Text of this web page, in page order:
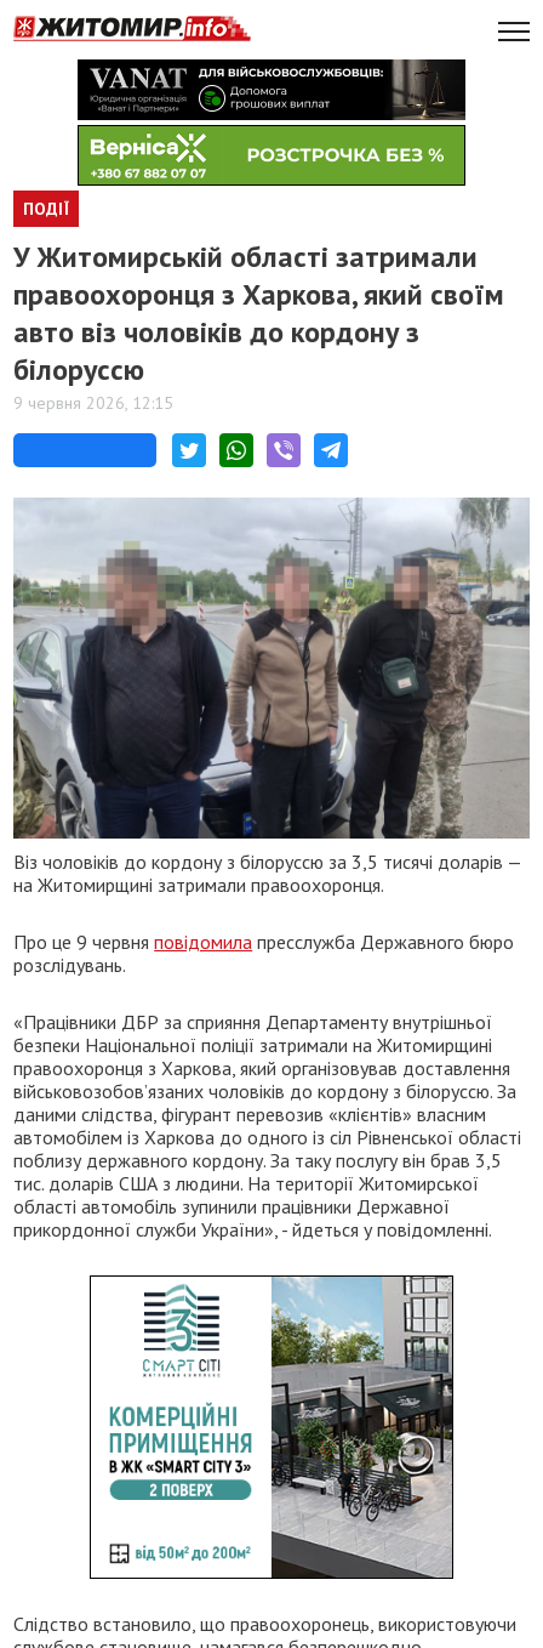
ПОДІЇ
У Житомирській області затримали
правоохоронця з Харкова, який своїм
авто віз чоловіків до кордону з
білоруссю
9 червня 2026, 12:15
Віз чоловіків до кордону з білоруссю за 3,5 тисячі доларів —
на Житомирщині затримали правоохоронця.
Про це 9 червняповідомила пресслужба Державного бюро
розслідувань.
«Працівники ДБР за сприяння Департаменту внутрішньої
безпеки Національної поліції затримали на Житомирщині
правоохоронця з Харкова, який організовував доставлення
військовозобов’язаних чоловіків до кордону з білоруссю. За
даними слідства, фігурант перевозив «клієнтів» власним
автомобілем із Харкова до одного із сіл Рівненської області
поблизу державного кордону. За таку послугу він брав 3,5
тис. доларів США з людини. На території Житомирської
області автомобіль зупинили працівники Державної
прикордонної служби України», - йдеться у повідомленні.
Слідство встановило, що правоохоронець, використовуючи